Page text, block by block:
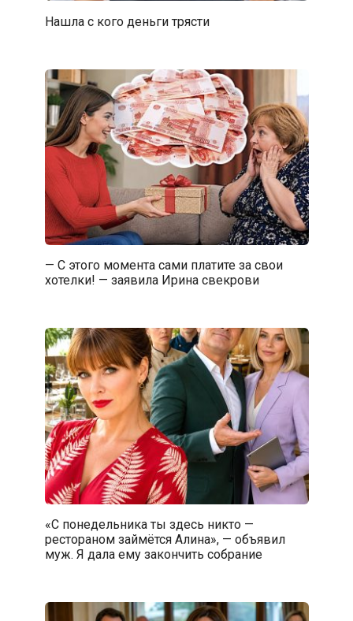
Нашла с кого деньги трясти
— С этого момента сами платите за свои
хотелки! — заявила Ирина свекрови
«С понедельника ты здесь никто —
рестораном займётся Алина», — объявил
муж. Я дала ему закончить собрание